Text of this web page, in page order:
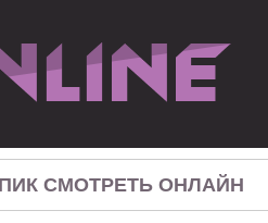
СМОТРЕТЬ ОНЛАЙН